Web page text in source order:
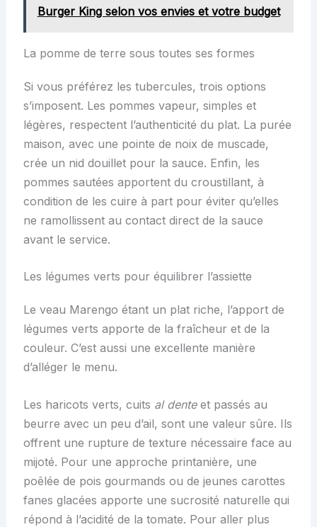
Burger King selon vos envies et votre budget
La pomme de terre sous toutes ses formes
Si vous préférez les tubercules, trois options
s’imposent. Les pommes vapeur, simples et
légères, respectent l’authenticité du plat. La purée
maison, avec une pointe de noix de muscade,
crée un nid douillet pour la sauce. Enfin, les
pommes sautées apportent du croustillant, à
condition de les cuire à part pour éviter qu’elles
ne ramollissent au contact direct de la sauce
avant le service.
Les légumes verts pour équilibrer l’assiette
Le veau Marengo étant un plat riche, l’apport de
légumes verts apporte de la fraîcheur et de la
couleur. C’est aussi une excellente manière
d’alléger le menu.
Les haricots verts, cuits al denteet passés au
beurre avec un peu d’ail, sont une valeur sûre. Ils
offrent une rupture de texture nécessaire face au
mijoté. Pour une approche printanière, une
poêlée de pois gourmands ou de jeunes carottes
fanes glacées apporte une sucrosité naturelle qui
répond à l’acidité de la tomate. Pour aller plus